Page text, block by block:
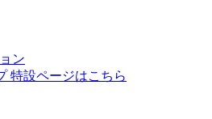
ン
特設ページはこちら